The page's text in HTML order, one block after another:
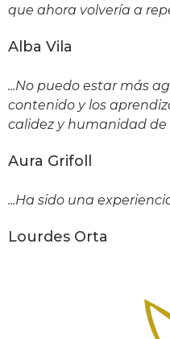
que ahora volvería a
Alba Vila
...No puedo estar más
contenido y los
calidez y humanidad
Aura Grifoll
...Ha sido una
Lourdes Orta